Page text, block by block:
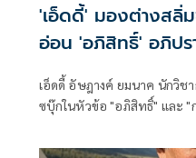
'เอ็ดดี้' มองต่างสลิ่
อ่อน 'อภิสิทธิ์' อภิปร
ในคดี 112
เอ็ดดี้ อัษฎางค์ ยมนาค นักวิช
ซบุ๊กในหัวข้อ "อภิสิทธิ์" และ "
อ่านแล้วก็ปล่อยผ่านไป เพร